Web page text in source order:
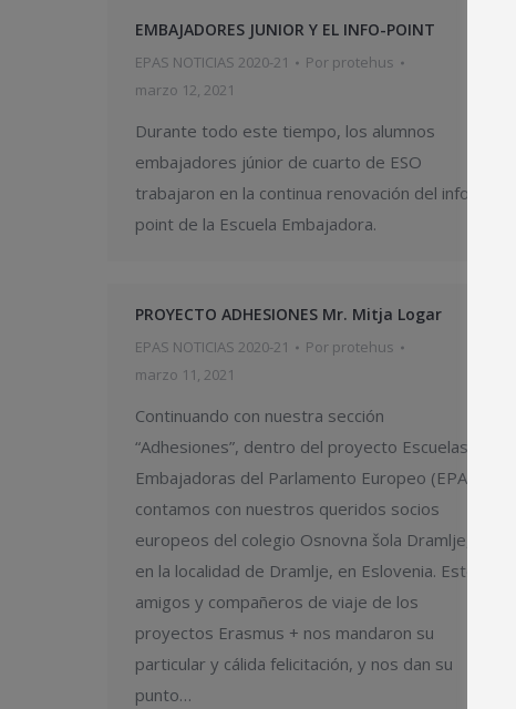
EMBAJADORES JUNIOR Y EL INFO-POINT
EPAS NOTICIAS 2020-21 Por protehus
marzo 12, 2021
Durante todo este tiempo, los alumnos
embajadores júnior de cuarto de ESO
trabajaron en la continua renovación del info-
point de la Escuela Embajadora.
PROYECTO ADHESIONES Mr. Mitja Logar
EPAS NOTICIAS 2020-21 Por protehus
marzo 11, 2021
Continuando con nuestra sección
“Adhesiones”, dentro del proyecto Escuelas
Embajadoras del Parlamento Europeo (EPAS),
contamos con nuestros queridos socios
europeos del colegio Osnovna šola Dramlje,
en la localidad de Dramlje, en Eslovenia. Estos
amigos y compañeros de viaje de los
proyectos Erasmus + nos mandaron su
particular y cálida felicitación, y nos dan su
punto…